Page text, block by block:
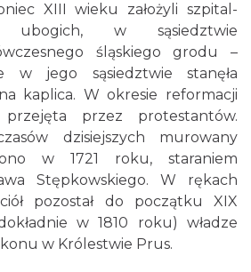
XIII wieku założyli szpital-
ubogich, w sąsiedztwie
śląskiego grodu –
w jego sąsiedztwie stanęła
kaplica. W okresie reformacji
przez protestantów.
dzisiejszych murowany
w 1721 roku, staraniem
Stępkowskiego. W rękach
pozostał do początku XIX
w 1810 roku) władze
w Królestwie Prus.